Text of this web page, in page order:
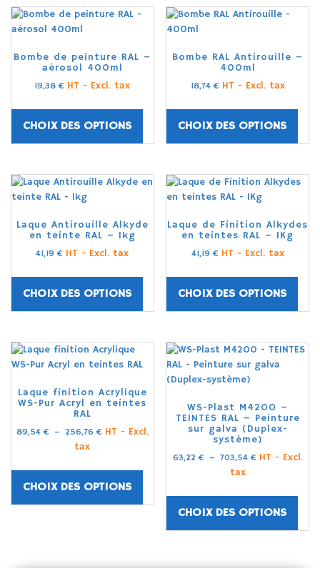
Bombe de peinture RAL –
aérosol 400ml
19,38€ HT - Excl. tax
CHOIX DES OPTIONS
Bombe RAL Antirouille –
400ml
18,74 € HT - Excl. tax
CHOIX DES OPTIONS
Laque Antirouille Alkyde
en teinte RAL – 1kg
41,19€ HT - Excl. tax
CHOIX DES OPTIONS
Laque de Finition Alkydes
en teintes RAL – 1Kg
41,19 € HT - Excl. tax
CHOIX DES OPTIONS
Laque finition Acrylique
WS-Pur Acryl en teintes
RAL
89,54 € – 256,76 € HT - Excl.
tax
CHOIX DES OPTIONS
WS-Plast M4200 –
TEINTES RAL – Peinture
sur galva (Duplex-
système)
63,22 € – 703,54 € HT - Excl.
tax
CHOIX DES OPTIONS